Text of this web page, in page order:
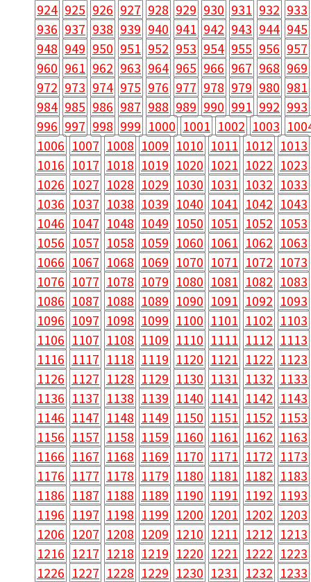
924 925 926 927 928 929 930 931 932 933
936 937 938 939 940 941 942 943 944 945
948 949 950 951 952 953 954 955 956 957
960 961 962 963 964 965 966 967 968 969
972 973 974 975 976 977 978 979 980 981
984 985 986 987 988 989 990 991 992 993
996 997 998 999 1000 1001 1002 1003
1006 1007 1008 1009 1010 1011 1012 1013
1016 1017 1018 1019 1020 1021 1022 1023
1026 1027 1028 1029 1030 1031 1032 1033
1036 1037 1038 1039 1040 1041 1042 1043
1046 1047 1048 1049 1050 1051 1052 1053
1056 1057 1058 1059 1060 1061 1062 1063
1066 1067 1068 1069 1070 1071 1072 1073
1076 1077 1078 1079 1080 1081 1082 1083
1086 1087 1088 1089 1090 1091 1092 1093
1096 1097 1098 1099 1100 1101 1102 1103
1106 1107 1108 1109 1110 1111 1112 1113
1116 1117 1118 1119 1120 1121 1122 1123
1126 1127 1128 1129 1130 1131 1132 1133
1136 1137 1138 1139 1140 1141 1142 1143
1146 1147 1148 1149 1150 1151 1152 1153
1156 1157 1158 1159 1160 1161 1162 1163
1166 1167 1168 1169 1170 1171 1172 1173
1176 1177 1178 1179 1180 1181 1182 1183
1186 1187 1188 1189 1190 1191 1192 1193
1196 1197 1198 1199 1200 1201 1202 1203
1206 1207 1208 1209 1210 1211 1212 1213
1216 1217 1218 1219 1220 1221 1222 1223
1226 1227 1228 1229 1230 1231 1232 1233